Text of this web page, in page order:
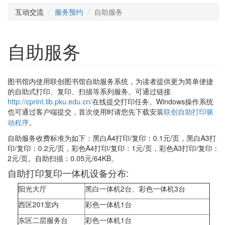
互动交流 服务预约 自助服务
自助服务
图书馆内使用联创图书馆自助服务系统，为读者提供更为简单便捷
的自助式打印、复印、扫描等系列服务。可通过链接
http://cprint.lib.pku.edu.cn/在线提交打印任务。Windows操作系统
也可通过客户端提交， 首次使用时请您先下载安装联创自助打印驱
动程序。
自助服务收费标准为如下：黑白A4打印/复印：0.1元/页，黑白A3打
印/复印：0.2元/页，彩色A4打印/复印：1元/页，彩色A3打印/复印：
2元/页。自助扫描：0.05元/64KB。
自助打印复印一体机设备分布:
阳光大厅
黑白一体机2台、彩色一体机3台
西区201室内
彩色一体机1台
东区二层服务台
彩色一体机1台